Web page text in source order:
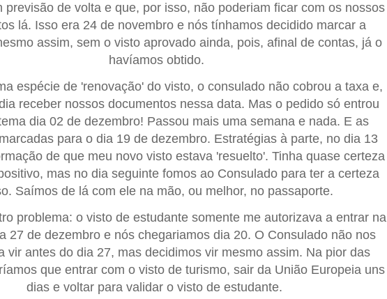
previsão de volta e que, por isso, não poderiam ficar com os nossos
lá. Isso era 24 de novembro e nós tínhamos decidido marcar a
assim, sem o visto aprovado ainda, pois, afinal de contas, já o
havíamos obtido.
espécie de 'renovação' do visto, o consulado não cobrou a taxa e,
receber nossos documentos nessa data. Mas o pedido só entrou
dia 02 de dezembro! Passou mais uma semana e nada. E as
para o dia 19 de dezembro. Estratégias à parte, no dia 13
de que meu novo visto estava 'resuelto'. Tinha quase certeza
mas no dia seguinte fomos ao Consulado para ter a certeza
Saímos de lá com ele na mão, ou melhor, no passaporte.
problema: o visto de estudante somente me autorizava a entrar na
27 de dezembro e nós chegariamos dia 20. O Consulado não nos
vir antes do dia 27, mas decidimos vir mesmo assim. Na pior das
que entrar com o visto de turismo, sair da União Europeia uns
dias e voltar para validar o visto de estudante.